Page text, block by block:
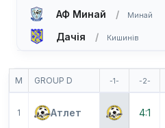
АФ Минай Минай
Дачія Кишинів
М GROUP D -1- -2-
1 Атлет 4:1